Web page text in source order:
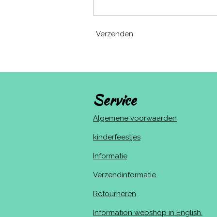
Verzenden
Service
Algemene voorwaarden
kinderfeestjes
Informatie
Verzendinformatie
Retourneren
Information webshop in English.